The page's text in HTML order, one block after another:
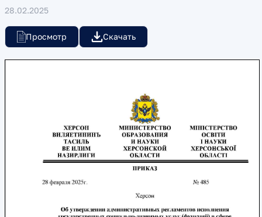
28.02.2025
Просмотр Скачать